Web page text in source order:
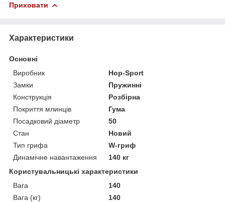
Приховати
Характеристики
Основні
Виробник
Hop-Sport
Замки
Пружинні
Конструкція
Розбірна
Покриття млинців
Гума
Посадковий діаметр
50
Стан
Новий
Тип грифа
W-гриф
Динамічне навантаження
140 кг
Користувальницькі характеристики
Вага
140
Вага (кг)
140